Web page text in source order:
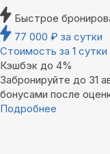
Быстрое
77 000 ₽ за сутки
Стоимость за 1
Кэшбэк до 4%
Забронируйте до 31
бонусами после
Подробнее